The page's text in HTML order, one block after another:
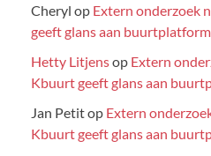
Cheryl op Extern onderzoek
geeft glans aan buurtplatform
Hetty Litjensop Extern
Kbuurt geeft glans aan
Jan Petitop Extern
Kbuurt geeft glans aan